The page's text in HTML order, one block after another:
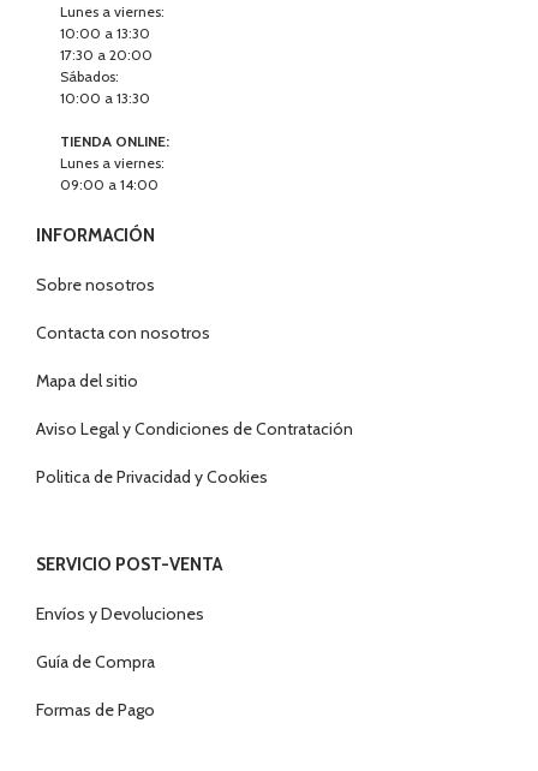
Lunes a viernes:
10:00 a 13:30
17:30 a 20:00
Sábados:
10:00 a 13:30
TIENDA ONLINE:
Lunes a viernes:
09:00 a 14:00
INFORMACIÓN
Sobre nosotros
Contacta con nosotros
Mapa del sitio
Aviso Legal y Condiciones de Contratación
Politica de Privacidad y Cookies
SERVICIO POST-VENTA
Envíos y Devoluciones
Guía de Compra
Formas de Pago